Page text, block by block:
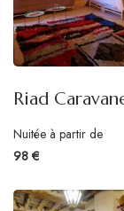
Riad
Nuitée à partir de
98 €